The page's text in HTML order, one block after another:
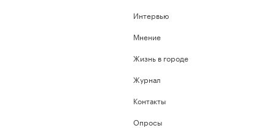
Интервью
Мнение
Жизнь в городе
Журнал
Контакты
Опросы